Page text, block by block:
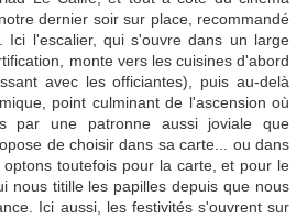
dernier soir sur place, recommandé
Ici l'escalier, qui s'ouvre dans un large
monte vers les cuisines d'abord
avec les officiantes), puis au-delà
point culminant de l'ascension où
par une patronne aussi joviale que
de choisir dans sa carte... ou dans
toutefois pour la carte, et pour le
nous titille les papilles depuis que nous
Ici aussi, les festivités s'ouvrent sur